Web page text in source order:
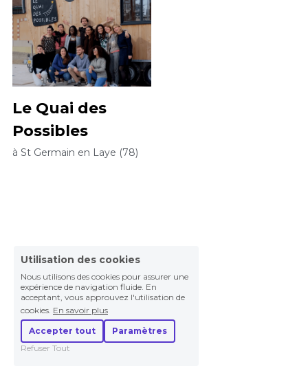
Le Quai des
Possibles
à St Germain en Laye (78)
Utilisation des cookies
Nous utilisons des cookies pour assurer une
expérience de navigation fluide. En
acceptant, vous approuvez l'utilisation de
cookies. En savoir plus
Accepter tout
Paramètres
Refuser Tout